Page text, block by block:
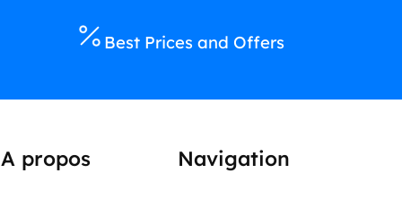
Best Prices and Offers
A propos Navigation